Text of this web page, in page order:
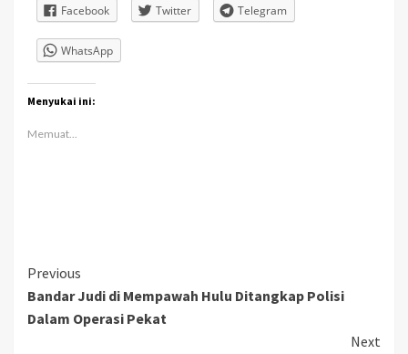
Facebook Twitter Telegram
WhatsApp
Menyukai ini:
Memuat...
Continue
Reading
Previous
Bandar Judi di Mempawah Hulu Ditangkap Polisi
Dalam Operasi Pekat
Next